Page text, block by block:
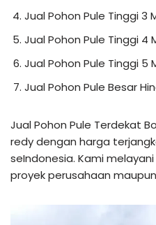
Jual Pohon Pule Tinggi 3
Jual Pohon Pule Tinggi 4
Jual Pohon Pule Tinggi 5
Jual Pohon Pule Besar
Jual Pohon Pule Terdekat
redy dengan harga
seIndonesia. Kami
proyek perusahaan